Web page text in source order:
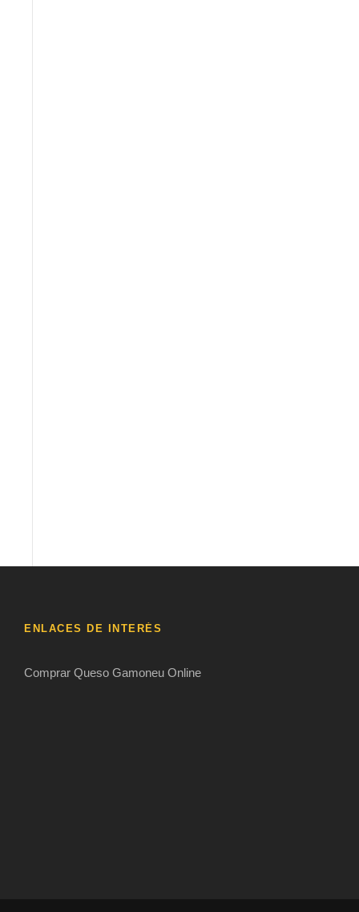
ENLACES DE INTERÉS
Comprar Queso Gamoneu Online